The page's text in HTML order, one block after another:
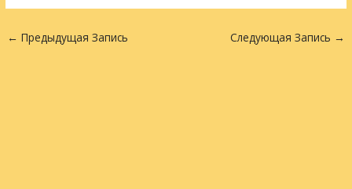
← Предыдущая Запись Следующая Запись →